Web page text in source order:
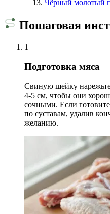
Чёрный молотый
Пошаговая
1
Подготовка мяса
Свиную шейку
4-5 см, чтобы они
сочными. Если
по суставам, удалив
желанию.